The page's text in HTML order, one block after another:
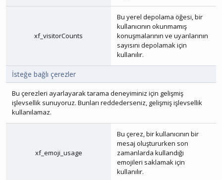
xf_visitorCounts
Bu yerel depolama öğesi, bir
kullanıcının okunmamış
konuşmalarının ve uyarılarının
sayısını depolamak için
kullanılır.
İsteğe bağlı çerezler
Bu çerezleri ayarlayarak tarama deneyiminiz için gelişmiş
işlevsellik sunuyoruz. Bunları reddederseniz, gelişmiş işlevsellik
kullanılamaz.
xf_emoji_usage
Bu çerez, bir kullanıcının bir
mesaj oluştururken son
zamanlarda kullandığı
emojileri saklamak için
kullanılır.